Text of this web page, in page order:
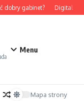
dobry gabinet? Digital
Menu
Mapa strony